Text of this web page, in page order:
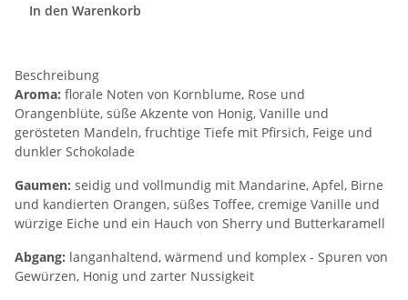
In den Warenkorb
Beschreibung
Aroma: florale Noten von Kornblume, Rose und
Orangenblüte, süße Akzente von Honig, Vanille und
gerösteten Mandeln, fruchtige Tiefe mit Pfirsich, Feige und
dunkler Schokolade
Gaumen: seidig und vollmundig mit Mandarine, Apfel, Birne
und kandierten Orangen, süßes Toffee, cremige Vanille und
würzige Eiche und ein Hauch von Sherry und Butterkaramell
Abgang: langanhaltend, wärmend und komplex - Spuren von
Gewürzen, Honig und zarter Nussigkeit